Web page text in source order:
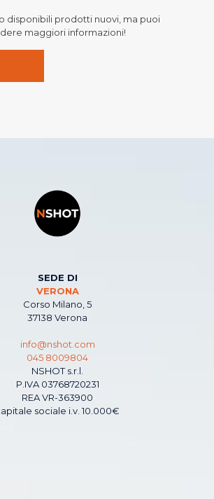
disponibili prodotti nuovi, ma puoi
maggiori informazioni!
SEDE DI
VERONA
Corso Milano, 5
37138 Verona
info@nshot.com
045 8009804
NSHOT s.r.l.
P.IVA 03768720231
REA VR-363900
sociale i.v. 10.000€